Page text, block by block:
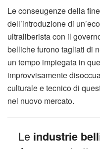
Le conseugenze della
dell’introduzione di
ultraliberista con il
belliche furono tagliati di
un tempo impiegata in
improvvisamente
culturale e tecnico di
nel nuovo mercato.
Le industrie